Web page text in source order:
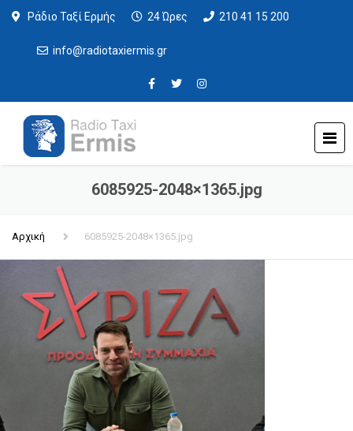
Ράδιο Ταξί Ερμής 24 Ώρες 210 41 15 200
info@radiotaxiermis.gr
6085925-2048×1365.jpg
Αρχική 6085925-2048×1365.jpg